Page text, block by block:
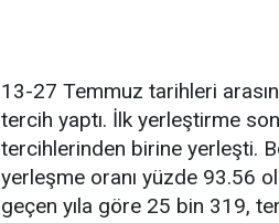
13-27 Temmuz tarihleri
tercih yaptı. İlk yerleştirme
tercihlerinden birine yerleşti.
yerleşme oranı yüzde 93.56
geçen yıla göre 25 bin 319,